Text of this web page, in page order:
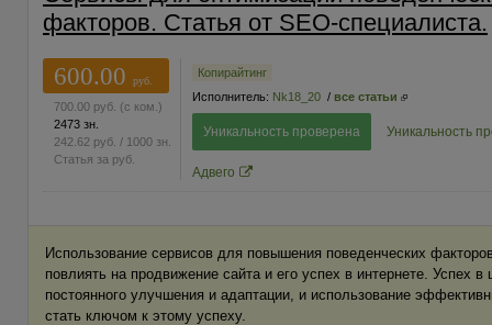
факторов. Статья от SEO-специалиста.
600.00
руб.
700.00 руб. (с ком.)
2473 зн.
242.62 руб. / 1000 зн.
Статья за руб.
Копирайтинг
Исполнитель: Nk18_20 / все статьи
Уникальность проверена Уникальность
Адвего
Использование сервисов для повышения поведенческих
повлиять на продвижение сайта и его успех в интернете. Успех
постоянного улучшения и адаптации, и использование
стать ключом к этому успеху.